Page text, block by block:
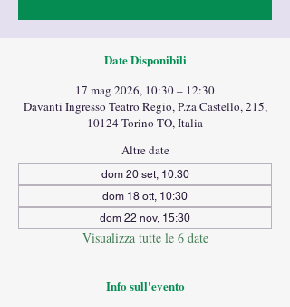
Date Disponibili
17 mag 2026, 10:30 – 12:30
Davanti Ingresso Teatro Regio, P.za Castello, 215,
10124 Torino TO, Italia
Altre date
dom 20 set, 10:30
dom 18 ott, 10:30
dom 22 nov, 15:30
Visualizza tutte le 6 date
Info sull'evento